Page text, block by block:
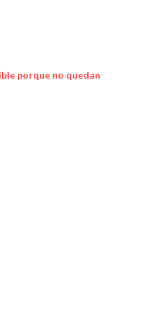
porque no quedan